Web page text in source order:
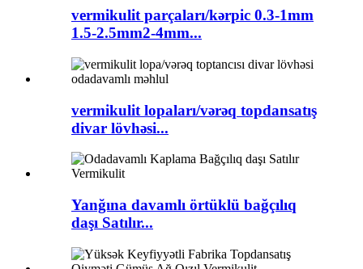
vermikulit parçaları/kərpic 0.3-1mm
1.5-2.5mm2-4mm...
vermikulit lopaları/vərəq topdansatış
divar lövhəsi...
Yanğına davamlı örtüklü bağçılıq
daşı Satılır...